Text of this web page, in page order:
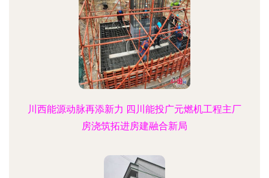
川西能源动脉再添新力 四川能投广元燃机工程主厂
房浇筑拓进房建融合新局